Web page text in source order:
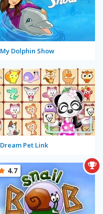
My Dolphin Show
Dream Pet Link
4.7